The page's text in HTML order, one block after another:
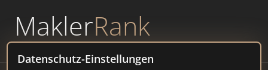
MaklerRank
powered byWAVEPOINT
Datenschutz-Einstellungen